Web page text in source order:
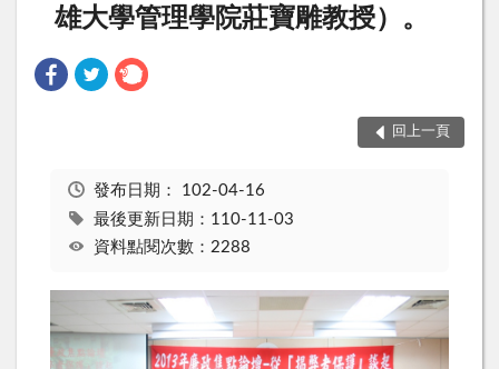
雄大學管理學院莊寶雕教授）。
回上一頁
發布日期： 102-04-16
最後更新日期：110-11-03
資料點閱次數：2288